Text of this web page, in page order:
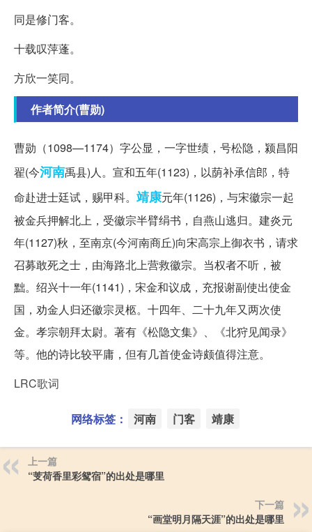
同是修门客。
十载叹萍蓬。
方欣一笑同。
作者简介(曹勋)
曹勋（1098—1174）字公显，一字世绩，号松隐，颍昌阳
翟(今河南禹县)人。宣和五年(1123)，以荫补承信郎，特
命赴进士廷试，赐甲科。 靖康元年(1126)，与宋徽宗一起
被金兵押解北上，受徽宗半臂绢书，自燕山逃归。建炎元
年(1127)秋，至南京(今河南商丘)向宋高宗上御衣书，请求
召募敢死之士，由海路北上营救徽宗。当权者不听，被
黜。绍兴十一年(1141)，宋金和议成，充报谢副使出使金
国，劝金人归还徽宗灵柩。十四年、二十九年又两次使
金。孝宗朝拜太尉。著有《松隐文集》、《北狩见闻录》
等。他的诗比较平庸，但有几首使金诗颇值得注意。
LRC歌词
网络标签： 河南 门客 靖康
上一篇
“芰荷香里彩鸳宿”的出处是哪里
下一篇
“画堂明月隔天涯”的出处是哪里